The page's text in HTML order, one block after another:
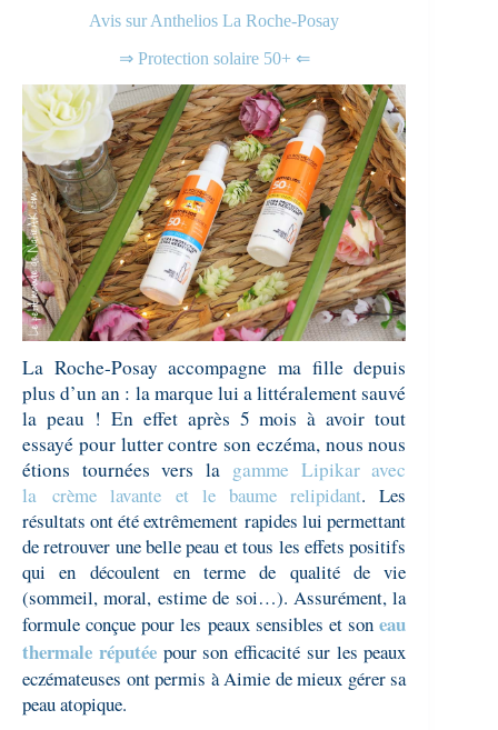
Avis sur Anthelios La Roche-Posay
⇒ Protection solaire 50+ ⇐
La Roche-Posay accompagne ma fille depuis
plus d’un an : la marque lui a littéralement sauvé
la peau ! En effet après 5 mois à avoir tout
essayé pour lutter contre son eczéma, nous nous
étions tournées vers la gamme Lipikar avec
lacrème lavante et le baume relipidant. Les
résultats ont été extrêmement rapides lui permettant
de retrouver une belle peau et tous les effets positifs
qui en découlent en terme de qualité de vie
(sommeil, moral, estime de soi…). Assurément, la
formule conçue pour les peaux sensibles et soneau
thermale réputéepour son efficacité sur les peaux
eczémateuses ont permis à Aimie de mieux gérer sa
peau atopique.